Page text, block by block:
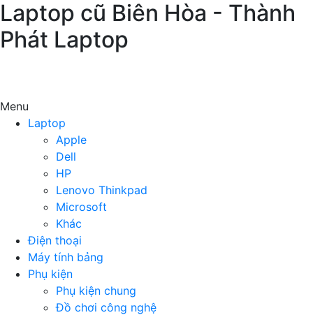
Laptop cũ Biên Hòa - Thành
Phát Laptop
Menu
Laptop
Apple
Dell
HP
Lenovo Thinkpad
Microsoft
Khác
Điện thoại
Máy tính bảng
Phụ kiện
Phụ kiện chung
Đồ chơi công nghệ